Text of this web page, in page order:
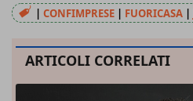
| CONFIMPRESE | FUORICASA |
ARTICOLI CORRELATI